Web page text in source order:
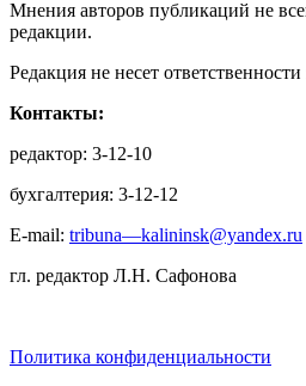
Мнения авторов публикаций не
редакции.
Редакция не несет
Контакты:
редактор: 3-12-10
бухгалтерия: 3-12-12
E-mail: tribuna—kalininsk@yandex.ru
гл. редактор Л.Н. Сафонова
Политика конфиденциальности